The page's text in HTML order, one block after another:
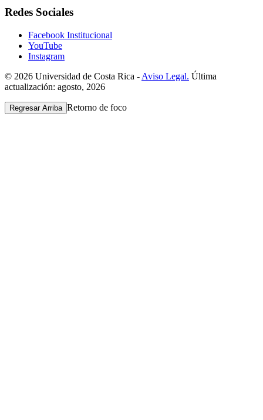
Redes Sociales
Facebook Institucional
YouTube
Instagram
© 2026 Universidad de Costa Rica - Aviso Legal. Última
actualización: agosto, 2026
Regresar Arriba Retorno de foco